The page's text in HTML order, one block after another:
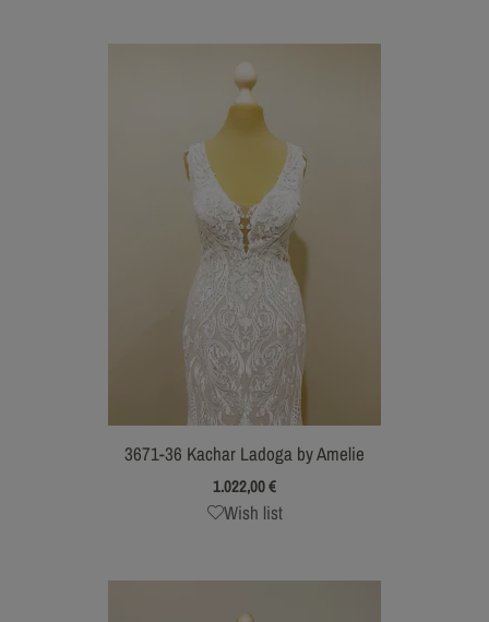
3671-36 Kachar Ladoga by Amelie
1.022,00€
Wish list